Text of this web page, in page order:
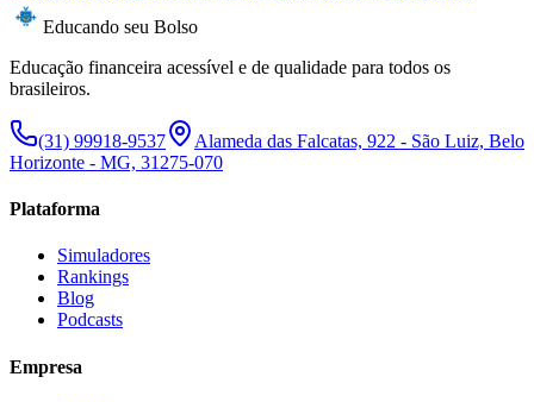
Educando seu Bolso
Educação financeira acessível e de qualidade para todos os
brasileiros.
(31) 99918-9537
Alameda das Falcatas, 922 - São Luiz, Belo
Horizonte - MG, 31275-070
Plataforma
Simuladores
Rankings
Blog
Podcasts
Empresa